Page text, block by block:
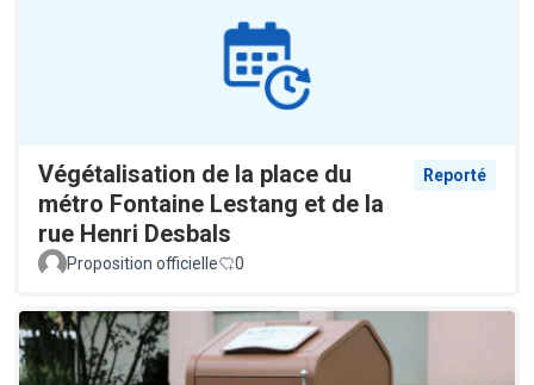
Végétalisation de la place du
métro Fontaine Lestang et de la
rue Henri Desbals
Reporté
Proposition officielle 0